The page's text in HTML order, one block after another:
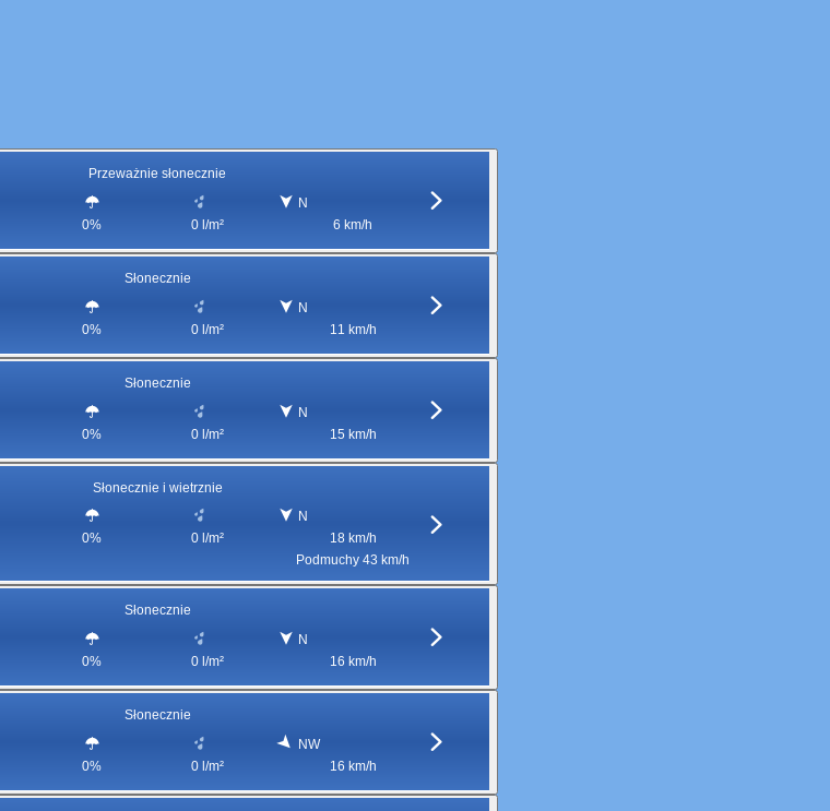
Przeważnie słonecznie
0% 0 l/m²
N
6 km/h
Słonecznie
0% 0 l/m²
N
11 km/h
Słonecznie
0% 0 l/m²
N
15 km/h
Słonecznie i wietrznie
0% 0 l/m²
N
18 km/h
Podmuchy 43 km/h
Słonecznie
0% 0 l/m²
N
16 km/h
Słonecznie
0% 0 l/m²
NW
16 km/h